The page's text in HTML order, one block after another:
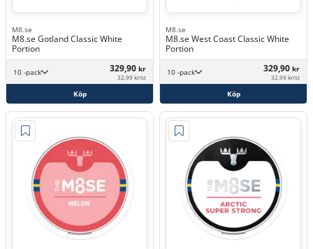
M8.se
M8.se Gotland Classic White
Portion
10 -pack 329,90 kr
32,99 kr/st
Köp
M8.se
M8.se West Coast Classic White
Portion
10 -pack 329,90 kr
32,99 kr/st
Köp